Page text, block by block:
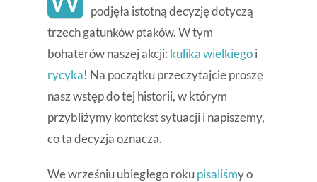
podjęła istotną decyzję dotyczą
trzech gatunków ptaków. W tym
bohaterów naszej akcji: kulika wielkiegoi
rycyka! Na początku przeczytajcie proszę
nasz wstęp do tej historii, w którym
przybliżymy kontekst sytuacji i napiszemy,
co ta decyzja oznacza.
We wrześniu ubiegłego rokupisaliśmy o